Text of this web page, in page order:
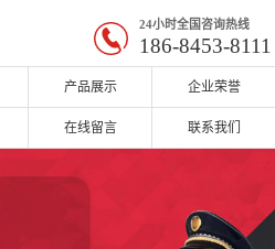
24小时全国咨询热线
186-8453-8111
产品展示 企业荣誉
在线留言 联系我们